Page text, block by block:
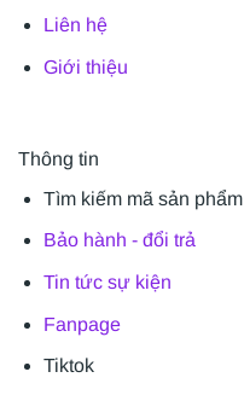
Liên hệ
Giới thiệu
Thông tin
Tìm kiếm mã sản phẩm
Bảo hành - đổi trả
Tin tức sự kiện
Fanpage
Tiktok